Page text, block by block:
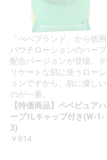
「ぺぺブランド」から徳用
パウチローションのハーブ
配合バージョンが登場。デ
リケートな肌に使うローシ
ョンですから、肌に優しい
のが一番。
【特価商品】ペペピュアハ
ーブ1Lキャップ付き(W-1-
3)
￥814